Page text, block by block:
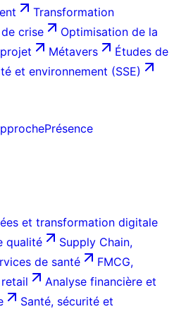
Transformation
crise
Optimisation de la
Métavers
Études de
et environnement (SSE)
Présence
et transformation digitale
qualité
Supply Chain,
de santé
FMCG,
Analyse financière et
Santé, sécurité et